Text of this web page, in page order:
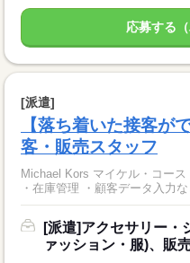
応募する
[派遣]
【落ち着いた接客が
客・販売スタッフ
Michael Kors マイケル・コー
・在庫管理 ・顧客データ入力な
[派遣]アクセサリー・
ァッション・服)、販